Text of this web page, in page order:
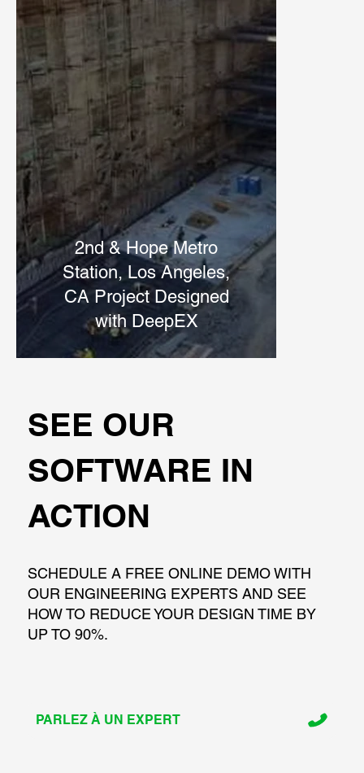
2nd & Hope Metro
Station, Los Angeles,
CA Project Designed
with DeepEX
SEE OUR
SOFTWARE IN
ACTION
SCHEDULE A FREE ONLINE DEMO WITH
OUR ENGINEERING EXPERTS AND SEE
HOW TO REDUCE YOUR DESIGN TIME BY
UP TO 90%.
PARLEZ À UN EXPERT